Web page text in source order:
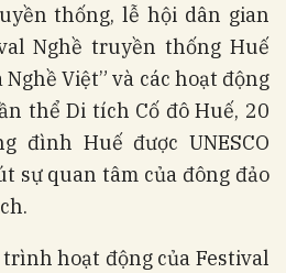
thống, lễ hội dân gian
Nghề truyền thống Huế
Việt” và các hoạt động
thể Di tích Cố đô Huế, 20
đình Huế được UNESCO
sự quan tâm của đông đảo
hoạt động của Festival